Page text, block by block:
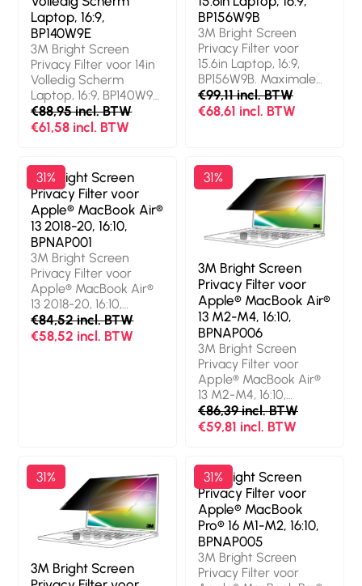
Oppervlakteafwerking:
Glanzend,
Veiligheidsfunties:
Stofafstotend,
Krasbestendig,
Lichttransmissie: 85
procent, Beperkt
weergavehoek (tot):
60°. Gewicht: 30 g
Oppervlakteafwerking:
Glanzend/mat,
Lichttransmissie: 85
procent, Beperkt
weergavehoek (tot):
60°. Gewicht: 29 g
Laptop, 16:9,
BP140W9E
3M Bright Screen
Privacy Filter voor 14in
Volledig Scherm
Laptop, 16:9, BP140W9E.
Maximale
schermgrootte: 35,6
Geschikt voor: Laptop,
Soort: Randloze
privacyfilter voor
schermen.
Oppervlakteafwerking:
Glanzend,
Veiligheidsfunties:
Stofafstotend,
Krasbestendig,
Lichttransmissie: 85
procent, Beperkt
weergavehoek (tot):
€88,95 incl. BTW
€61,58 incl. BTW
BP156W9B
3M Bright Screen
Privacy Filter voor
15.6in Laptop, 16:9,
BP156W9B. Maximale
schermgrootte: 39,6
cm (15.6").
privacyfilter voor
schermen.
Oppervlakteafwerking:
Glanzend/mat,
Veiligheidsfunties:
Stofafstotend,
Krasbestendig,
Lichttransmissie: 85
procent, Beperkt
weergavehoek (tot):
60°. Gewicht: 35 g
€99,11 incl. BTW
€68,61 incl. BTW
31%
3M Bright Screen
Privacy Filter voor
Apple® MacBook Air®
13 2018-20, 16:10,
BPNAP001
3M Bright Screen
Privacy Filter voor
Apple® MacBook Air®
13 2018-20, 16:10,
BPNAP001. Maximale
schermgrootte: 33,8
Veiligheidsfunties:
Stofafstotend,
Krasbestendig,
Lichttransmissie: 85
procent, Beperkt
weergavehoek (tot):
60°. Gewicht: 30 g
€84,52 incl. BTW
€58,52 incl. BTW
31%
3M Bright Screen
Privacy Filter voor
Apple® MacBook Air®
13 M2-M4, 16:10,
BPNAP006
3M Bright Screen
Privacy Filter voor
Apple® MacBook Air®
13 M2-M4, 16:10,
BPNAP006. Maximale
schermgrootte: 34,5
Geschikt voor: Laptop,
Soort: Randloze
privacyfilter voor
schermen.
Oppervlakteafwerking:
Glanzend/mat,
Veiligheidsfunties:
Krasbestendig,
€86,39 incl. BTW
€59,81 incl. BTW
31%
3M Bright Screen
31%
3M Bright Screen
Privacy Filter voor
Apple® MacBook
Pro® 16 M1-M2, 16:10,
BPNAP005
3M Bright Screen
Privacy Filter voor